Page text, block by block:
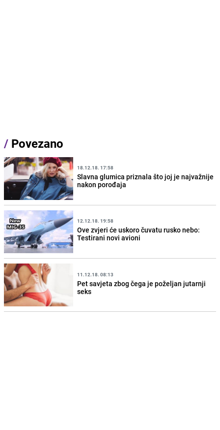
/ Povezano
18.12.18. 17:58
Slavna glumica priznala što joj je najvažnije
nakon porođaja
12.12.18. 19:58
Ove zvjeri će uskoro čuvatu rusko nebo:
Testirani novi avioni
11.12.18. 08:13
Pet savjeta zbog čega je poželjan jutarnji
seks